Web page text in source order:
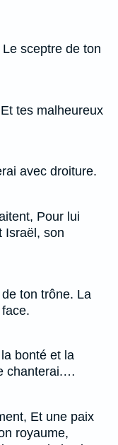
sceptre de ton
tes malheureux
avec droiture.
Pour lui
Israël, son
ton trône. La
bonté et la
chanterai.…
Et une paix
royaume,